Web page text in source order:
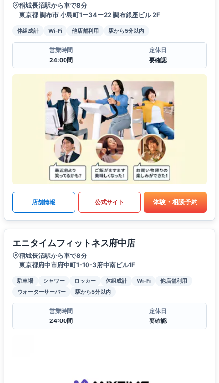
稲城長沼駅から車で8分
東京都 調布市 小島町1ー34ー22 調布銀座ビル 2F
体組成計 Wi-Fi 他店舗利用 駅から5分以内
営業時間
24:00間
定休日
要確認
店舗情報 公式サイト 体験・相談予約
エニタイムフィットネス府中店
稲城長沼駅から車で8分
東京都府中市府中町1-10-3府中南ビル1F
駐車場 シャワー ロッカー 体組成計 Wi-Fi
他店舗利用
ウォーターサーバー
駅から5分以内
営業時間
24:00間
定休日
要確認